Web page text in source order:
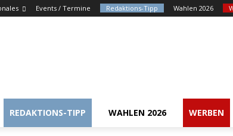
Events / Termine Redaktions-Tipp Wahlen 2026
REDAKTIONS-TIPP WAHLEN 2026 WERBEN